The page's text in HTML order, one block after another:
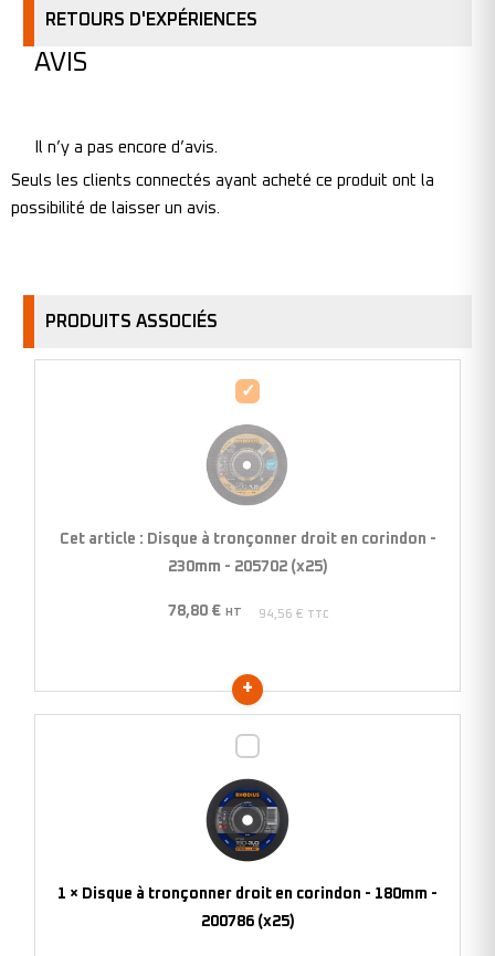
RETOURS D'EXPÉRIENCES
AVIS
Il n’y a pas encore d’avis.
Seuls les clients connectés ayant acheté ce produit ont la
possibilité de laisser un avis.
PRODUITS ASSOCIÉS
Disque
tronçonner
droit
-
Cet article : Disque à tronçonner droit en corindon -
230mm - 205702 (x25)
78,80 € HT 94,56 € TTC
tronçonner
droit
en
1 × Disque à tronçonner droit en corindon - 180mm -
200786 (x25)